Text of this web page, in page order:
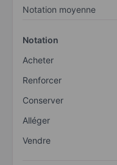
Notation moyenne
Notation
Acheter
Renforcer
Conserver
Alléger
Vendre